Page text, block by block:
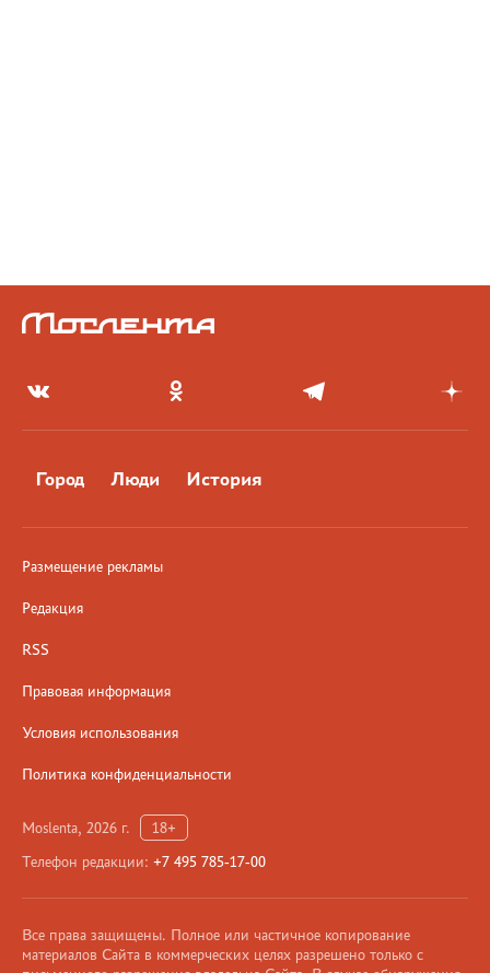
Город Люди История
Размещение рекламы
Редакция
RSS
Правовая информация
Условия использования
Политика конфиденциальности
Moslenta, 2026 г.
18+
Телефон редакции: +7 495 785-17-00
Все права защищены. Полное или частичное копирование
материалов Сайта в коммерческих целях разрешено только с